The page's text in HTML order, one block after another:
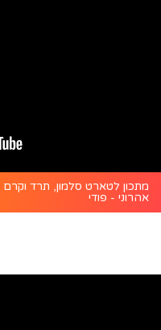
מתכון לטארט סלמון, תרד
אהרוני - פודי